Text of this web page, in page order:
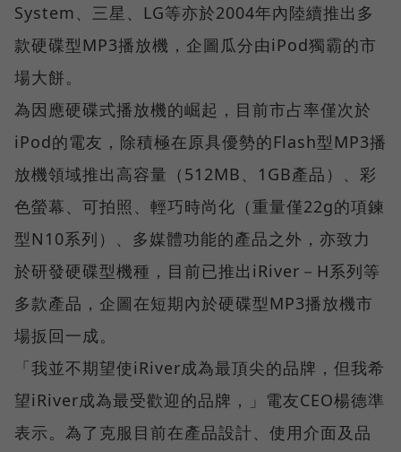
System、三星、LG等亦於2004年內陸續推出多
款硬碟型MP3播放機，企圖瓜分由iPod獨霸的市
場大餅。
為因應硬碟式播放機的崛起，目前市占率僅次於
iPod的電友，除積極在原具優勢的Flash型MP3播
放機領域推出高容量（512MB、1GB產品）、彩
色螢幕、可拍照、輕巧時尚化（重量僅22g的項鍊
型N10系列）、多媒體功能的產品之外，亦致力
於研發硬碟型機種，目前已推出iRiver－H系列等
多款產品，企圖在短期內於硬碟型MP3播放機市
場扳回一成。
「我並不期望使iRiver成為最頂尖的品牌，但我希
望iRiver成為最受歡迎的品牌，」電友CEO楊德準
表示。為了克服目前在產品設計、使用介面及品